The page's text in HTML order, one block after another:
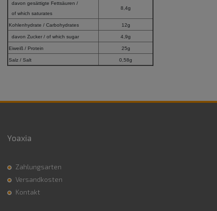
davon gesättigte Fettsäuren /
of which saturates
8,4g
Kohlenhydrate / Carbohydrates 12g
davon Zucker / of which sugar 4,9g
Eiweiß / Protein 25g
Salz / Salt 0,58g
Yoaxia
Zahlungsarten
Versandkosten
Kontakt